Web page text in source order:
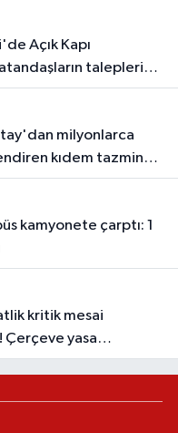
talepleri
kıdem tazminatı
Çerçeve yasa
geçti